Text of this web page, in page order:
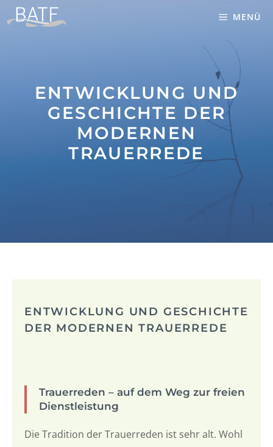
Zum
Inhalt
MENÜ
ENTWICKLUNG UND
GESCHICHTE DER
MODERNEN
TRAUERREDE
ENTWICKLUNG UND GESCHICHTE
DER MODERNEN TRAUERREDE
Trauerreden – auf dem Weg zur freien
Dienstleistung
Die Tradition der Trauerreden ist sehr alt. Wohl